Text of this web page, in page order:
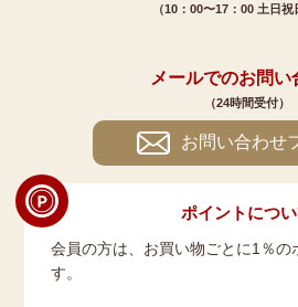
（10：00〜17：00 土日祝
メールでのお問い
（24時間受付）
お問い合わせ
ポイントにつ
会員の方は、お買い物ごとに1％の
す。